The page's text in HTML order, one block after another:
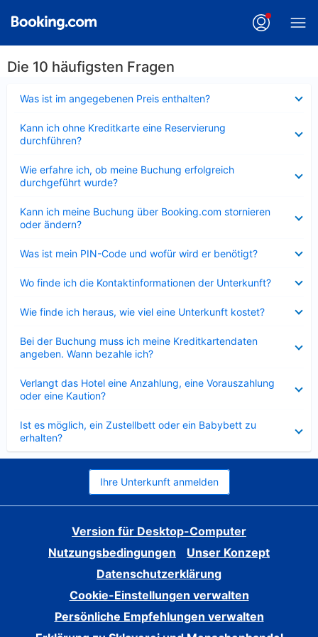
Die 10 häufigsten Fragen
Was ist im angegebenen Preis enthalten?
Kann ich ohne Kreditkarte eine Reservierung
durchführen?
Wie erfahre ich, ob meine Buchung erfolgreich
durchgeführt wurde?
Kann ich meine Buchung über Booking.com stornieren
oder ändern?
Was ist mein PIN-Code und wofür wird er benötigt?
Wo finde ich die Kontaktinformationen der Unterkunft?
Wie finde ich heraus, wie viel eine Unterkunft kostet?
Bei der Buchung muss ich meine Kreditkartendaten
angeben. Wann bezahle ich?
Verlangt das Hotel eine Anzahlung, eine Vorauszahlung
oder eine Kaution?
Ist es möglich, ein Zustellbett oder ein Babybett zu
erhalten?
Ihre Unterkunft anmelden
Version für Desktop-Computer
Nutzungsbedingungen
Unser Konzept
Datenschutzerklärung
Cookie-Einstellungen verwalten
Persönliche Empfehlungen verwalten